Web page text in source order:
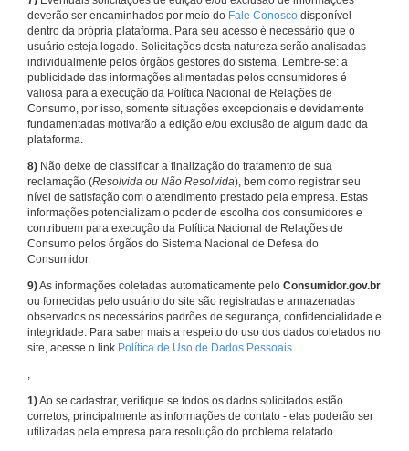
deverão ser encaminhados por meio do Fale Conosco disponível
dentro da própria plataforma. Para seu acesso é necessário que o
usuário esteja logado. Solicitações desta natureza serão analisadas
individualmente pelos órgãos gestores do sistema. Lembre-se: a
publicidade das informações alimentadas pelos consumidores é
valiosa para a execução da Política Nacional de Relações de
Consumo, por isso, somente situações excepcionais e devidamente
fundamentadas motivarão a edição e/ou exclusão de algum dado da
plataforma.
8) Não deixe de classificar a finalização do tratamento de sua
reclamação (Resolvida ou Não Resolvida), bem como registrar seu
nível de satisfação com o atendimento prestado pela empresa. Estas
informações potencializam o poder de escolha dos consumidores e
contribuem para execução da Política Nacional de Relações de
Consumo pelos órgãos do Sistema Nacional de Defesa do
Consumidor.
9)As informações coletadas automaticamente pelo Consumidor.gov.br
ou fornecidas pelo usuário do site são registradas e armazenadas
observados os necessários padrões de segurança, confidencialidade e
integridade. Para saber mais a respeito do uso dos dados coletados no
site, acesse o link Política de Uso de Dados Pessoais.
,
1)Ao se cadastrar, verifique se todos os dados solicitados estão
corretos, principalmente as informações de contato - elas poderão ser
utilizadas pela empresa para resolução do problema relatado.